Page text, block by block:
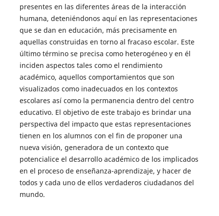
presentes en las diferentes áreas de la interacción
humana, deteniéndonos aquí en las representaciones
que se dan en educación, más precisamente en
aquellas construidas en torno al fracaso escolar. Este
último término se precisa como heterogéneo y en él
inciden aspectos tales como el rendimiento
académico, aquellos comportamientos que son
visualizados como inadecuados en los contextos
escolares así como la permanencia dentro del centro
educativo. El objetivo de este trabajo es brindar una
perspectiva del impacto que estas representaciones
tienen en los alumnos con el fin de proponer una
nueva visión, generadora de un contexto que
potencialice el desarrollo académico de los implicados
en el proceso de enseñanza-aprendizaje, y hacer de
todos y cada uno de ellos verdaderos ciudadanos del
mundo.